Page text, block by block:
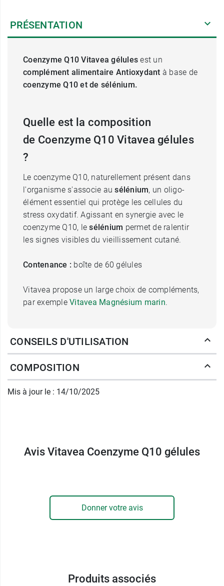
PRÉSENTATION
Coenzyme Q10 Vitavea gélules est un
complément alimentaire Antioxydant à base de
coenzyme Q10 et de sélénium.
Quelle est la composition
de Coenzyme Q10 Vitavea gélules
?
Le coenzyme Q10, naturellement présent dans
l'organisme s'associe ausélénium, un oligo-
élément essentiel qui protège les cellules du
stress oxydatif. Agissant en synergie avec le
coenzyme Q10, lesélénium permet de ralentir
les signes visibles du vieillissement cutané.
Contenance : boîte de 60 gélules
Vitavea propose un large choix de compléments,
par exemple Vitavea Magnésium marin.
CONSEILS D'UTILISATION
COMPOSITION
Mis à jour le : 14/10/2025
Avis Vitavea Coenzyme Q10 gélules
Donner votre avis
Produits associés